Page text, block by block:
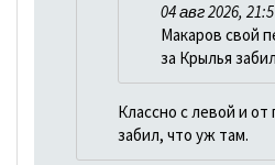
04 авг 2026,
Макаров свой
за Крылья
Классно с левой и
забил, что уж там.